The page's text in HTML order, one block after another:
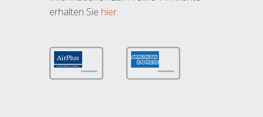
erhalten Sie hier.